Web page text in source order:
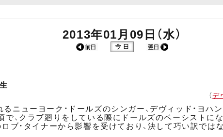
2013年01月09日（水）
（デ
ニューヨーク・ドールズのシンガー、デヴィッド・ヨ
、クラブ廻りをしている際にドールズのベーシストに
ブ・タイナーから影響を受けており、決して巧い訳で